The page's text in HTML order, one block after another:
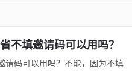
不填邀请码可以用吗？
请码可以用吗？不能，因为不填